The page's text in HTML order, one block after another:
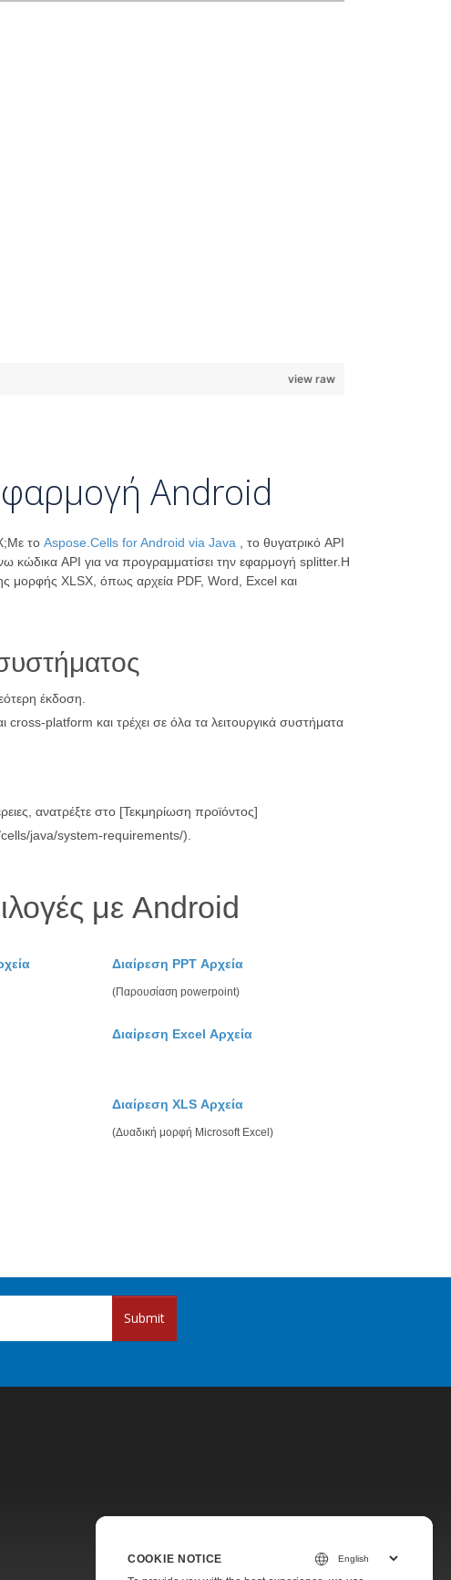
view raw
Android
το Aspose.Cells for Android via Java , το θυγατρικό API
κώδικα API για να προγραμματίσει την εφαρμογή splitter.Η
μορφής XLSX, όπως αρχεία PDF, Word, Excel και
έκδοση.
cross-platform και τρέχει σε όλα τα λειτουργικά συστήματα
ανατρέξτε στο [Τεκμηρίωση προϊόντος]
java/system-requirements/).
με Android
Διαίρεση PPT Αρχεία
(Παρουσίαση powerpoint)
Διαίρεση Excel Αρχεία
Διαίρεση XLS Αρχεία
(Δυαδική μορφή Microsoft Excel)
Submit
Paid Support
COOKIE NOTICE